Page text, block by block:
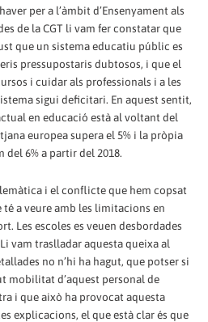
per a l’àmbit d’Ensenyament als
de la CGT li vam fer constatar que
que un sistema educatiu públic es
pressupostaris dubtosos, i que el
i cuidar als professionals i a les
sigui deficitari. En aquest sentit,
en educació està al voltant del
europea supera el 5% i la pròpia
del 6% a partir del 2018.
i el conflicte que hem copsat
a veure amb les limitacions en
Les escoles es veuen desbordades
vam traslladar aquesta queixa al
no n’hi ha hagut, que potser si
mobilitat d’aquest personal de
i que això ha provocat aquesta
explicacions, el que està clar és que